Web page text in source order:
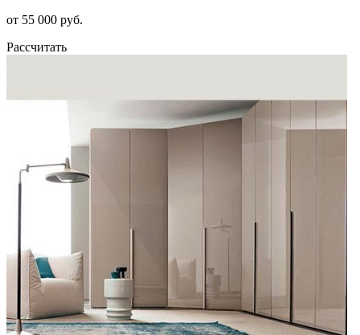
от 55 000 руб.
Рассчитать